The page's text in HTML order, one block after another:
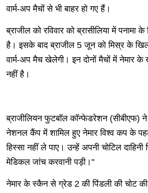
वार्म-अप मैचों से भी बाहर हो गए हैं।
ब्राजील को रविवार को ब्रासीलिया में
है। इसके बाद ब्राजील 5 जून को मिस्र के
वार्म-अप मैच खेलेगी। इन दोनों मैचों में नेमार
नहीं है।
ब्राजीलियन फुटबॉल कॉन्फेडरेशन (सीबीएफ) ने
नेशनल कैंप में शामिल हुए नेमार विश्व कप के
हिस्सा नहीं ले पाए। उन्हें अपनी चोटिल
मेडिकल जांच करवानी पड़ी।"
नेमार के स्कैन से ग्रेड 2 की पिंडली की चोट की